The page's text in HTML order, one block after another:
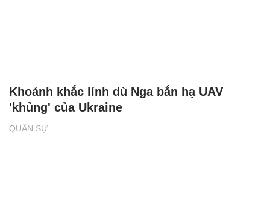
QUÂN SỰ
Khoảnh khắc lính dù Nga bắn hạ UAV
'khủng' của Ukraine